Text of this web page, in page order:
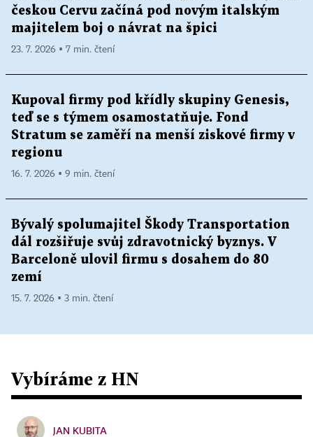
českou Cervu začíná pod novým italským
majitelem boj o návrat na špici
23. 7. 2026 ▪ 7 min. čtení
Kupoval firmy pod křídly skupiny Genesis,
teď se s týmem osamostatňuje. Fond
Stratum se zaměří na menší ziskové firmy v
regionu
16. 7. 2026 ▪ 9 min. čtení
Bývalý spolumajitel Škody Transportation
dál rozšiřuje svůj zdravotnický byznys. V
Barceloně ulovil firmu s dosahem do 80
zemí
15. 7. 2026 ▪ 3 min. čtení
Vybíráme z HN
JAN KUBITA